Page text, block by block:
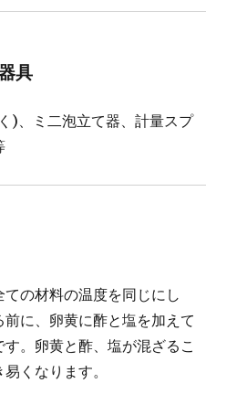
具
)、ミ二泡立て器、計量スプ
の材料の温度を同じにし
に、卵黄に酢と塩を加えて
。卵黄と酢、塩が混ざるこ
くなります。